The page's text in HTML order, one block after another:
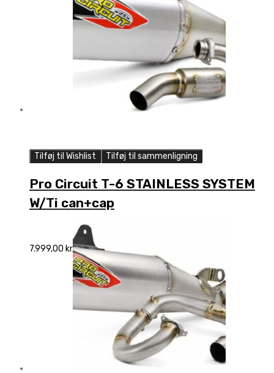
Tilføj til Wishlist Tilføj til sammenligning
Pro Circuit T-6 STAINLESS SYSTEM
W/Ti can+cap
7.999,00 kr.Add to cart